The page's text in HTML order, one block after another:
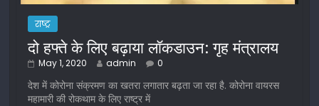
राष्ट्र
दो हफ्ते के लिए बढ़ाया लॉकडाउन: गृह मंत्रालय
May 1, 2020 admin 0
देश में कोरोना संक्रमण का खतरा लगातार बढ़ता जा रहा है. कोरोना वायरस
महामारी की रोकथाम के लिए राष्ट्र में